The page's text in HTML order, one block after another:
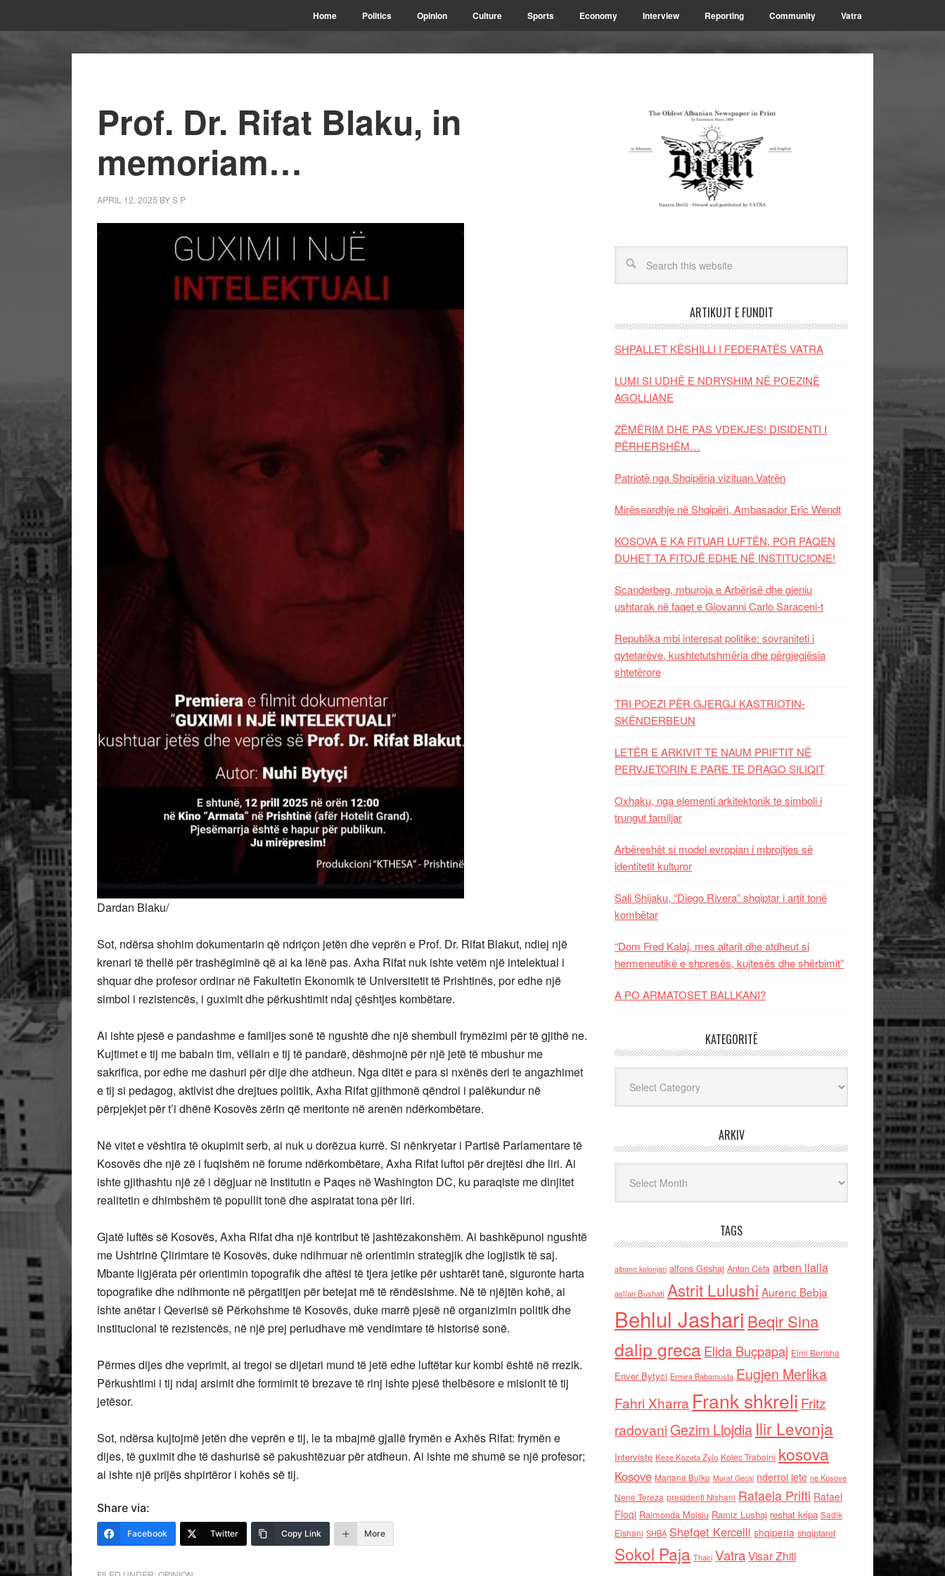
Home Politics Opinion Culture Sports Economy Interview Reporting Community Vatra
Prof. Dr. Rifat Blaku, in
memoriam…
APRIL 12, 2025 BYS P
Dardan Blaku/
Sot, ndërsa shohim dokumentarin që ndriçon jetën dhe veprën e Prof. Dr. Rifat Blakut, ndiej një
krenari të thellë për trashëgiminë që ai ka lënë pas. Axha Rifat nuk ishte vetëm një intelektual i
shquar dhe profesor ordinar në Fakultetin Ekonomik të Universitetit të Prishtinës, por edhe një
simbol i rezistencës, i guximit dhe përkushtimit ndaj çështjes kombëtare.
Ai ishte pjesë e pandashme e familjes sonë të ngushtë dhe një shembull frymëzimi për të gjithë ne.
Kujtimet e tij me babain tim, vëllain e tij të pandarë, dëshmojnë për një jetë të mbushur me
sakrifica, por edhe me dashuri për dije dhe atdheun. Nga ditët e para si nxënës deri te angazhimet
e tij si pedagog, aktivist dhe drejtues politik, Axha Rifat gjithmonë qëndroi i palëkundur në
përpjekjet për t’i dhënë Kosovës zërin që meritonte në arenën ndërkombëtare.
Në vitet e vështira të okupimit serb, ai nuk u dorëzua kurrë. Si nënkryetar i Partisë Parlamentare të
Kosovës dhe një zë i fuqishëm në forume ndërkombëtare, Axha Rifat luftoi për drejtësi dhe liri. Ai
ishte gjithashtu një zë i dëgjuar në Institutin e Paqes në Washington DC, ku paraqiste me dinjitet
realitetin e dhimbshëm të popullit tonë dhe aspiratat tona për liri.
Gjatë luftës së Kosovës, Axha Rifat dha një kontribut të jashtëzakonshëm. Ai bashkëpunoi ngushtë
me Ushtrinë Çlirimtare të Kosovës, duke ndihmuar në orientimin strategjik dhe logjistik të saj.
Mbante ligjërata për orientimin topografik dhe aftësi të tjera jetike për ushtarët tanë, siguronte harta
topografike dhe ndihmonte në përgatitjen për betejat më të rëndësishme. Në të njëjtën kohë, ai
ishte anëtar i Qeverisë së Përkohshme të Kosovës, duke marrë pjesë në organizimin politik dhe
institucional të rezistencës, në një prej periudhave më vendimtare të historisë sonë.
Përmes dijes dhe veprimit, ai tregoi se dijetari mund të jetë edhe luftëtar kur kombi është në rrezik.
Përkushtimi i tij ndaj arsimit dhe formimit të brezave të rinj ishte pjesë thelbësore e misionit të tij
jetësor.
Sot, ndërsa kujtojmë jetën dhe veprën e tij, le ta mbajmë gjallë frymën e Axhës Rifat: frymën e
dijes, të guximit dhe të dashurisë së pakushtëzuar për atdheun. Ai ishte më shumë se një profesor;
ai ishte një prijës shpirtëror i kohës së tij.
Share via:
Facebook Twitter Copy Link More
ARTIKUJT E FUNDIT
SHPALLET KËSHILLI I FEDERATËS VATRA
LUMI SI UDHË E NDRYSHIM NË POEZINË
AGOLLIANE
ZËMËRIM DHE PAS VDEKJES! DISIDENTI I
PËRHERSHËM…
Patriotë nga Shqipëria vizituan Vatrën
Mirëseardhje në Shqipëri, Ambasador Eric Wendt
KOSOVA E KA FITUAR LUFTËN, POR PAQEN
DUHET TA FITOJË EDHE NË INSTITUCIONE!
Scanderbeg, mburoja e Arbërisë dhe gjeniu
ushtarak në faqet e Giovanni Carlo Saraceni-t
Republika mbi interesat politike: sovraniteti i
qytetarëve, kushtetutshmëria dhe përgjegjësia
shtetërore
TRI POEZI PËR GJERGJ KASTRIOTIN-
SKËNDERBEUN
LETËR E ARKIVIT TE NAUM PRIFTIT NË
PERVJETORIN E PARE TE DRAGO SILIQIT
Oxhaku, nga elementi arkitektonik te simboli i
trungut familjar
Arbëreshët si model evropian i mbrojtjes së
identitetit kulturor
Sali Shijaku, “Diego Rivera” shqiptar i artit tonë
kombëtar
“Dom Fred Kalaj, mes altarit dhe atdheut si
hermeneutikë e shpresës, kujtesës dhe shërbimit”
A PO ARMATOSET BALLKANI?
KATEGORITË
ARKIV
TAGS
albano kolonjari alfons Grishaj Anton Cefa arben llalla
asllan Bushati Astrit Lulushi Aurenc Bebja
Behlul Jashari Beqir Sina
dalip grecaElida Buçpapaj Elmi Berisha
Enver Bytyci Ermira Babamusta Eugjen Merlika
Fahri Xharra Frank shkreli Fritz
radovaniGezim Llojdia Ilir Levonja
Interviste Keze Kozeta Zylo Kolec Traboini kosova
Kosove Marjana Bulku Murat Gecaj nderroi jete ne Kosove
Nene Tereza presidenti Nishani Rafaela Prifti Rafael
Floqi Raimonda Moisiu Ramiz Lushaj reshat kripa Sadik
Elshani SHBA Shefqet Kercelli shqiperia shqiptaret
Sokol Paja Thaci VatraVisar Zhiti